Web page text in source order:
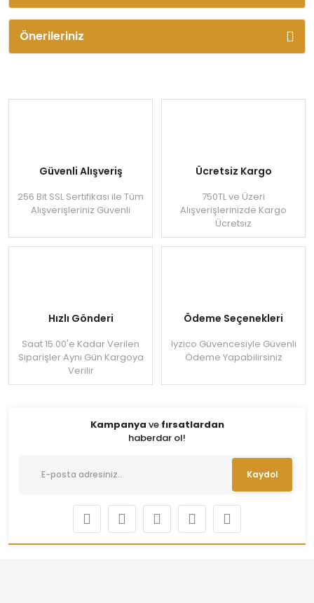
Önerileriniz
Güvenli Alışveriş
256 Bit SSL Sertifikası ile Tüm
Alışverişleriniz Güvenli
Ücretsiz Kargo
750TL ve Üzeri
Alışverişlerinizde Kargo
Ücretsiz
Hızlı Gönderi
Saat 15.00'e Kadar Verilen
Siparişler Aynı Gün Kargoya
Verilir
Ödeme Seçenekleri
Iyzico Güvencesiyle Güvenli
Ödeme Yapabilirsiniz
Kampanya ve fırsatlardan
haberdar ol!
Kaydol